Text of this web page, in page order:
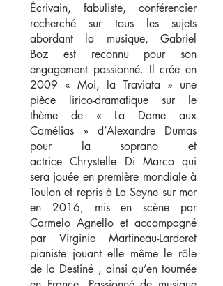
Écrivain, fabuliste, conférencier
recherché sur tous les sujets
abordant la musique, Gabriel
Boz est reconnu pour son
engagement passionné. Il crée en
2009 « Moi, la Traviata » une
pièce lirico-dramatique sur le
thème de « La Dame aux
Camélias » d’Alexandre Dumas
pour la soprano et
actrice Chrystelle Di Marco qui
sera jouée en première mondiale à
Toulon et repris à La Seyne sur mer
en 2016, mis en scène par
Carmelo Agnello et accompagné
par Virginie Martineau-Larderet
pianiste jouant elle même le rôle
de la Destiné , ainsi qu’en tournée